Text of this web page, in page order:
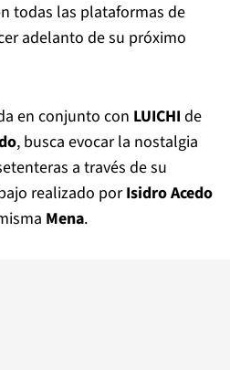
todas las plataformas de
adelanto de su próximo
en conjunto con LUICHI de
, busca evocar la nostalgia
a través de su
realizado porIsidro Acedo
Mena.